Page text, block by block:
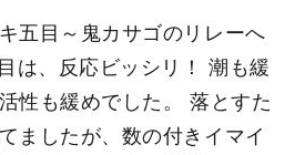
五目～鬼カサゴのリレーへ
は、反応ビッシリ！ 潮も緩
性も緩めでした。 落とすた
ましたが、数の付きイマイ